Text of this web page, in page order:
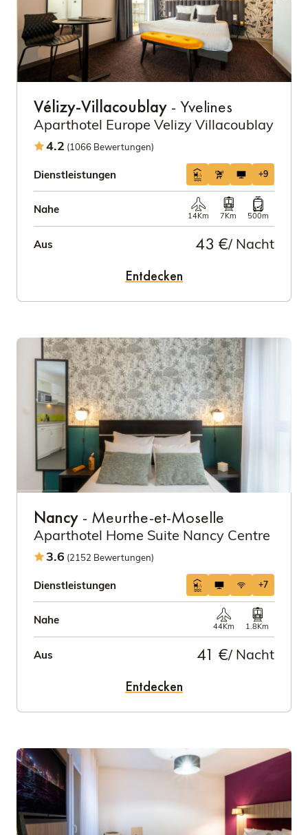
Vélizy-Villacoublay - Yvelines
Aparthotel Europe Velizy Villacoublay
4.2 (1066 Bewertungen)
Dienstleistungen +9
Nahe
14Km 7Km 500m
Aus 43 €/ Nacht
Entdecken
Nancy - Meurthe-et-Moselle
Aparthotel Home Suite Nancy Centre
3.6 (2152 Bewertungen)
Dienstleistungen +7
Nahe
44Km 1.8Km
Aus 41 €/ Nacht
Entdecken